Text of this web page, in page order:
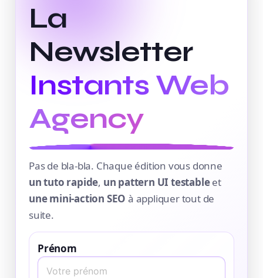
La
Newsletter
Instants Web
Agency
Pas de bla-bla. Chaque édition vous donne
un tuto rapide, un pattern UI testableet
une mini-action SEO à appliquer tout de
suite.
Prénom